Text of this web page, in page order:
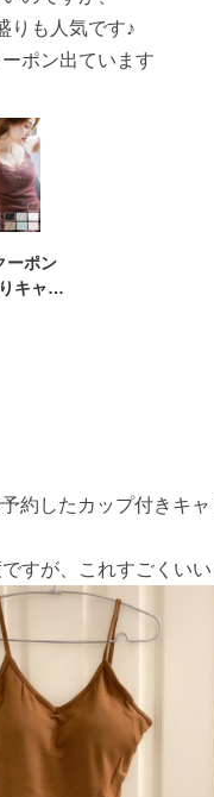
りも人気です♪
ポン出ています
ーポン
キャミ
ズ カ
カップ
ワイヤ
】
約したカップ付きキ
すが、これすごくいい